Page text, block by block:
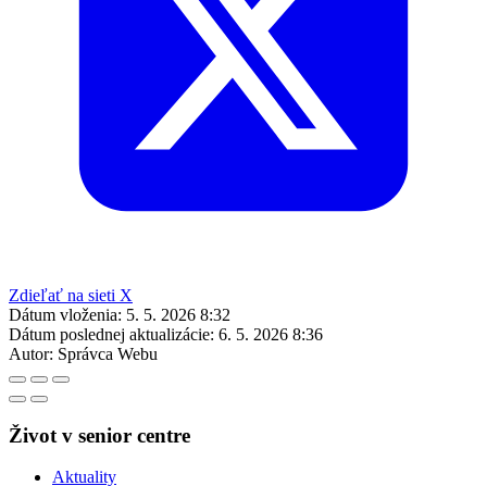
Zdieľať na sieti X
Dátum vloženia: 5. 5. 2026 8:32
Dátum poslednej aktualizácie: 6. 5. 2026 8:36
Autor: Správca Webu
Život v senior centre
Aktuality